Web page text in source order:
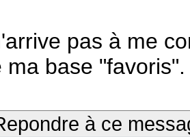
pas à me
ma base
à ce